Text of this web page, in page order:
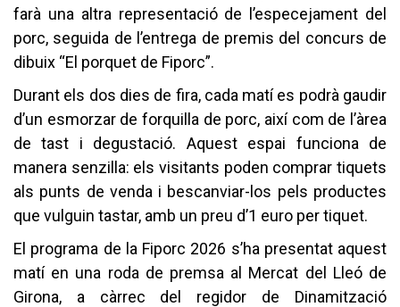
farà una altra representació de l’especejament del
porc, seguida de l’entrega de premis del concurs de
dibuix “El porquet de Fiporc”.
Durant els dos dies de fira, cada matí es podrà gaudir
d’un esmorzar de forquilla de porc, així com de l’àrea
de tast i degustació. Aquest espai funciona de
manera senzilla: els visitants poden comprar tiquets
als punts de venda i bescanviar-los pels productes
que vulguin tastar, amb un preu d’1 euro per tiquet.
El programa de la Fiporc 2026 s’ha presentat aquest
matí en una roda de premsa al Mercat del Lleó de
Girona, a càrrec del regidor de Dinamització